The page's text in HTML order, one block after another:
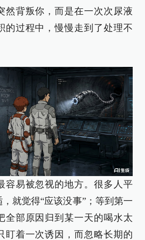
然背叛你，而是在一次次尿液
的过程中，慢慢走到了处理不
容易被忽视的地方。很多人平
就觉得“应该没事”；等到第一
全部原因归到某一天的喝水太
盯着一次诱因，而忽略长期的